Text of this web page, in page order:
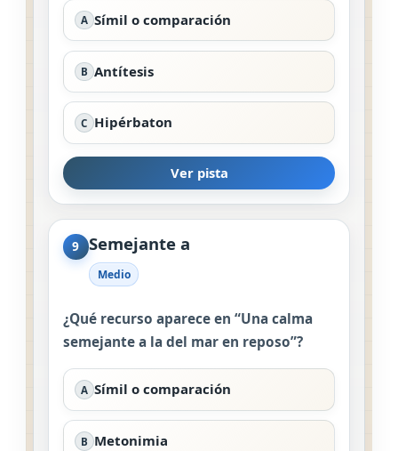
A Símil o comparación
B Antítesis
C Hipérbaton
Ver pista
9 Semejante a
Medio
¿Qué recurso aparece en “Una calma
semejante a la del mar en reposo”?
A Símil o comparación
B Metonimia